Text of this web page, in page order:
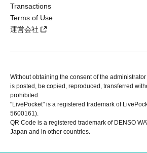
Transactions
Terms of Use
運営会社
Without obtaining the consent of the
is posted, be copied, reproduced, transferred
prohibited.
"LivePocket" is a registered trademark of
5600161).
QR Code is a registered trademark of DENSO
Japan and in other countries.